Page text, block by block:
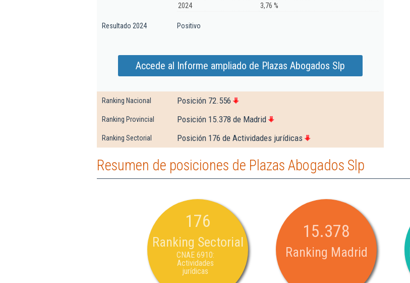
2024
3,76 %
Resultado 2024 Positivo
Accede al Informe ampliado de Plazas Abogados Slp
Ranking Nacional Posición 72.556
Ranking Provincial Posición 15.378 de Madrid
Ranking Sectorial Posición 176 de Actividades jurídicas
Resumen de posiciones de Plazas Abogados Slp
176
Ranking Sectorial
CNAE 6910:
Actividades
jurídicas
15.378
Ranking Madrid